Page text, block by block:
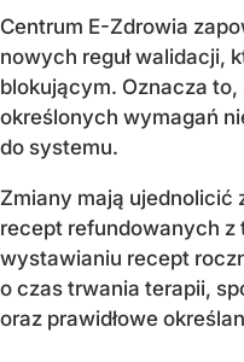
Centrum E-Zdrowia
nowych reguł walidacji,
blokującym. Oznacza to,
określonych wymagań
do systemu.
Zmiany mają
recept refundowanych z
wystawianiu recept
o czas trwania terapii,
oraz prawidłowe